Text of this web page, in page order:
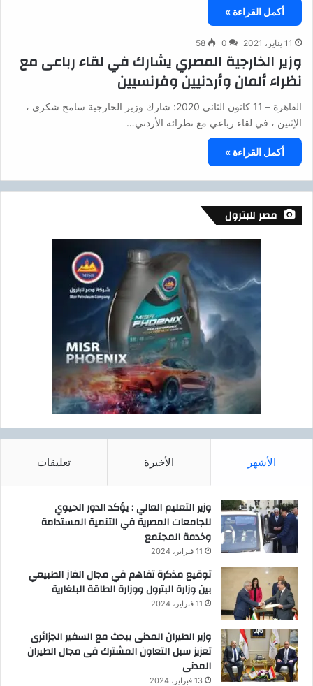
أكمل القراءة »
11 يناير، 2021 0
58
وزير الخارجية المصري يشارك في لقاء رباعى مع
نظراء ألمان وأردنيين وفرنسيين
القاهرة – 11 كانون الثاني 2020: شارك وزير الخارجية سامح شكري ،
الإثنين ، في لقاء رباعي مع نظرائه الأردني…
أكمل القراءة »
مصر للبترول
الأشهر الأخيرة تعليقات
وزير التعليم العالي : يؤكد الدور الحيوي
للجامعات المصرية في التنمية المستدامة
وخدمة المجتمع
11 فبراير، 2024
توقيع مذكرة تفاهم في مجال الغاز الطبيعي
بين وزارة البترول ووزارة الطاقة البلغارية
11 فبراير، 2024
وزير الطيران المدنى يبحث مع السفير الجزائرى
تعزيز سبل التعاون المشترك فى مجال الطيران
المدنى
13 فبراير، 2024